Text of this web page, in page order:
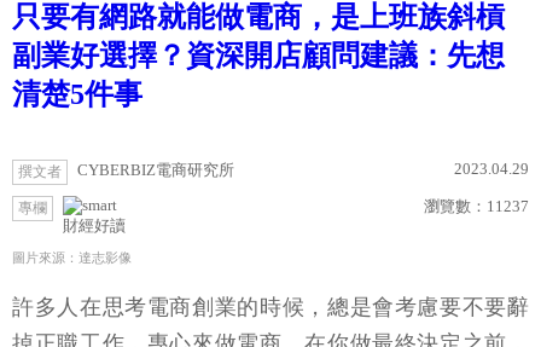
只要有網路就能做電商，是上班族斜槓
副業好選擇？資深開店顧問建議：先想
清楚5件事
撰文者 CYBERBIZ電商研究所 2023.04.29
專欄
財經好讀
瀏覽數： 11237
圖片來源：達志影像
許多人在思考電商創業的時候，總是會考慮要不要辭